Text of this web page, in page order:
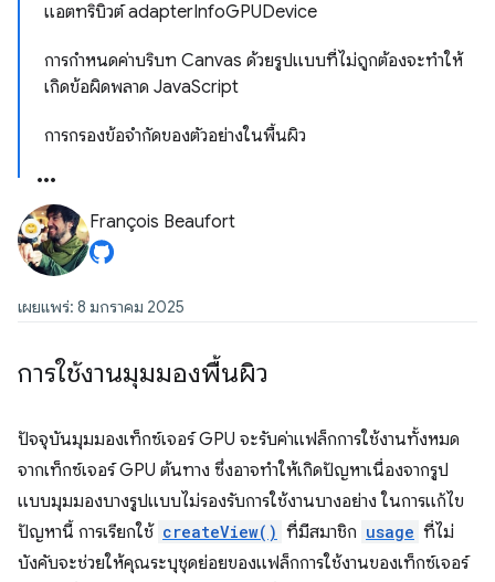
แอตทริบิวต์ adapterInfoGPUDevice
การกำหนดค่าบริบท Canvas ด้วยรูปแบบที่ไม่ถูกต้องจะทำให้
เกิดข้อผิดพลาด JavaScript
การกรองข้อจำกัดของตัวอย่างในพื้นผิว
François Beaufort
เผยแพร่: 8 มกราคม 2025
การใช้งานมุมมองพื้นผิว
ปัจจุบันมุมมองเท็กซ์เจอร์ GPU จะรับค่าแฟล็กการใช้งานทั้งหมด
จากเท็กซ์เจอร์ GPU ต้นทาง ซึ่งอาจทำให้เกิดปัญหาเนื่องจากรูป
แบบมุมมองบางรูปแบบไม่รองรับการใช้งานบางอย่าง ในการแก้ไข
ปัญหานี้ การเรียกใช้ createView() ที่มีสมาชิก usage ที่ไม่
บังคับจะช่วยให้คุณระบุชุดย่อยของแฟล็กการใช้งานของเท็กซ์เจอร์